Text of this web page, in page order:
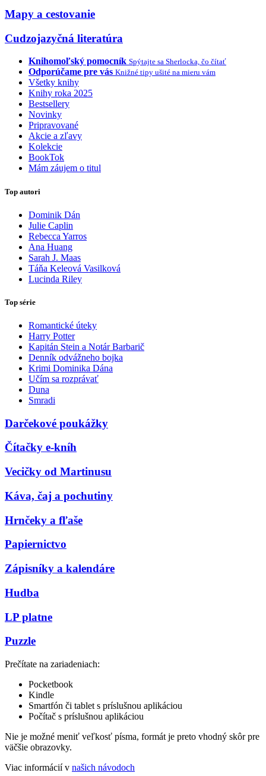
Mapy a cestovanie
Cudzojazyčná literatúra
Knihomoľský pomocník Spýtajte sa Sherlocka, čo čítať
Odporúčame pre vás Knižné tipy ušité na mieru vám
Všetky knihy
Knihy roka 2025
Bestsellery
Novinky
Pripravované
Akcie a zľavy
Kolekcie
BookTok
Mám záujem o titul
Top autori
Dominik Dán
Julie Caplin
Rebecca Yarros
Ana Huang
Sarah J. Maas
Táňa Keleová Vasilková
Lucinda Riley
Top série
Romantické úteky
Harry Potter
Kapitán Stein a Notár Barbarič
Denník odvážneho bojka
Krimi Dominika Dána
Učím sa rozprávať
Duna
Smradi
Darčekové poukážky
Čítačky e-kníh
Vecičky od Martinusu
Káva, čaj a pochutiny
Hrnčeky a fľaše
Papiernictvo
Zápisníky a kalendáre
Hudba
LP platne
Puzzle
Prečítate na zariadeniach:
Pocketbook
Kindle
Smartfón či tablet s príslušnou aplikáciou
Počítač s príslušnou aplikáciou
Nie je možné meniť veľkosť písma, formát je preto vhodný skôr pre
väčšie obrazovky.
Viac informácií v našich návodoch